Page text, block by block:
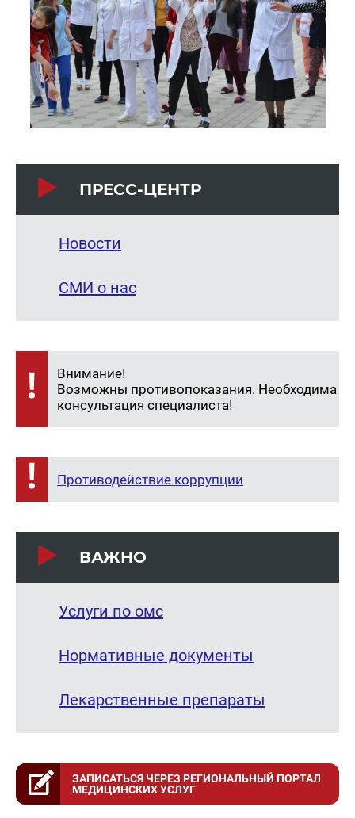
ПРЕСС-ЦЕНТР
Новости
СМИ о нас
Внимание!
Возможны противопоказания. Необходима
консультация специалиста!
Противодействие коррупции
ВАЖНО
Услуги по омс
Нормативные документы
Лекарственные препараты
ЗАПИСАТЬСЯ ЧЕРЕЗ РЕГИОНАЛЬНЫЙ ПОРТАЛ
МЕДИЦИНСКИХ УСЛУГ